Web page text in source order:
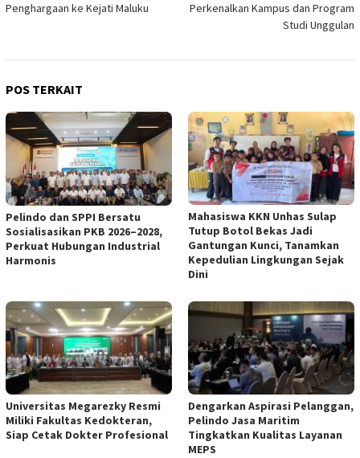
Penghargaan ke Kejati Maluku
Perkenalkan Kampus dan Program
Studi Unggulan
POS TERKAIT
Pelindo dan SPPI Bersatu
Sosialisasikan PKB 2026–2028,
Perkuat Hubungan Industrial
Harmonis
Mahasiswa KKN Unhas Sulap
Tutup Botol Bekas Jadi
Gantungan Kunci, Tanamkan
Kepedulian Lingkungan Sejak
Dini
Universitas Megarezky Resmi
Miliki Fakultas Kedokteran,
Siap Cetak Dokter Profesional
Dengarkan Aspirasi Pelanggan,
Pelindo Jasa Maritim
Tingkatkan Kualitas Layanan
MEPS